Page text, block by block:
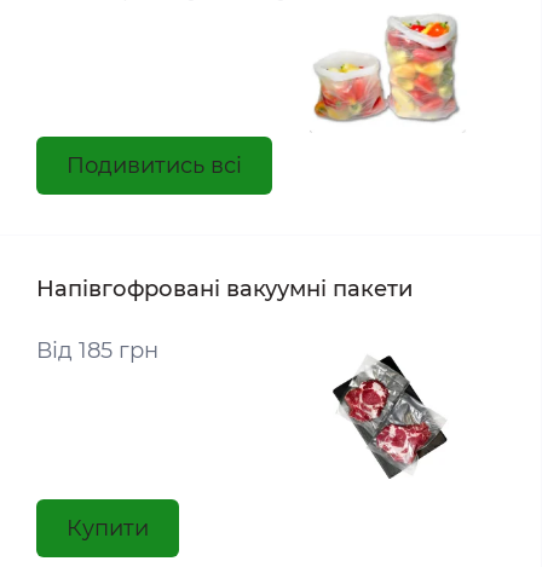
Подивитись всі
Напівгофровані вакуумні пакети
Від 185 грн
Купити